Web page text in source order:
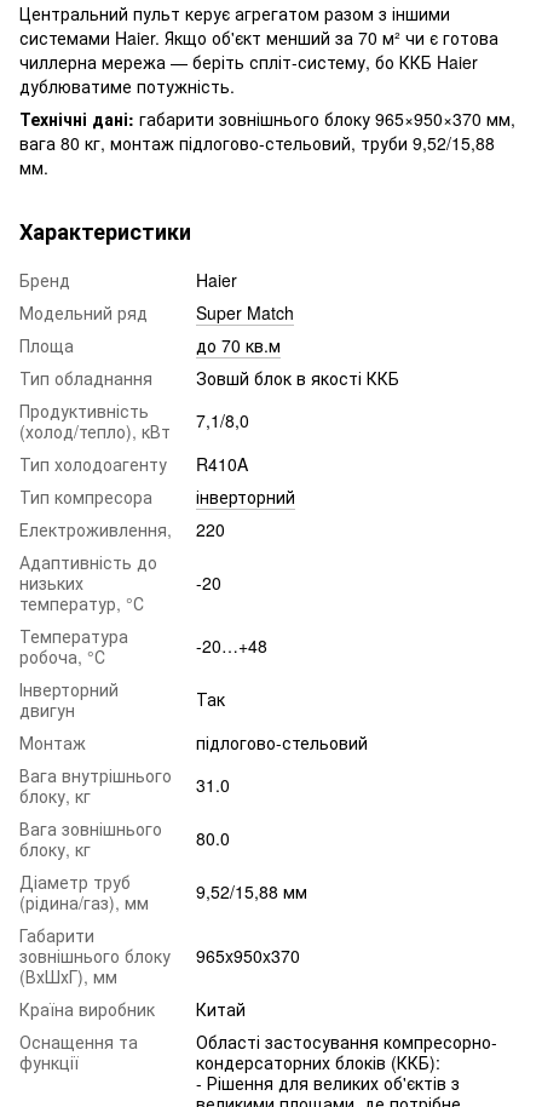
Центральний пульт керує агрегатом разом з іншими
системами Haier. Якщо об'єкт менший за 70 м² чи є готова
чиллерна мережа — беріть спліт-систему, бо ККБ Haier
дублюватиме потужність.
Технічні дані: габарити зовнішнього блоку 965×950×370 мм,
вага 80 кг, монтаж підлогово-стельовий, труби 9,52/15,88
мм.
Характеристики
Бренд
Haier
Модельний ряд
Super Match
Площа
до 70 кв.м
Тип обладнання
Зовшй блок в якості ККБ
Продуктивність
(холод/тепло), кВт
7,1/8,0
Тип холодоагенту
R410A
Тип компресора
інверторний
Електроживлення,
220
Адаптивність до
низьких
температур, °С
-20
Температура
робоча, °С
-20…+48
Інверторний
двигун
Так
Монтаж
підлогово-стельовий
Вага внутрішнього
блоку, кг
31.0
Вага зовнішнього
блоку, кг
80.0
Діаметр труб
(рідина/газ), мм
9,52/15,88 мм
Габарити
зовнішнього блоку
(ВхШхГ), мм
965x950x370
Країна виробник
Китай
Оснащення та
функції
Області застосування компресорно-
кондерсаторних блоків (ККБ):
- Рішення для великих об'єктів з